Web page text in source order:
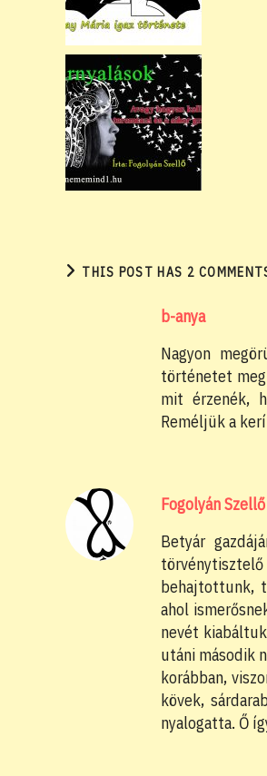
THIS POST HAS 2
b-anya
Nagyon
történetet
mit érzenék,
Reméljük a
Fogolyán Szellő
Betyár
törvénytisztelő
behajtottunk,
ahol
nevét
utáni második
korábban,
kövek,
nyalogatta. Ő